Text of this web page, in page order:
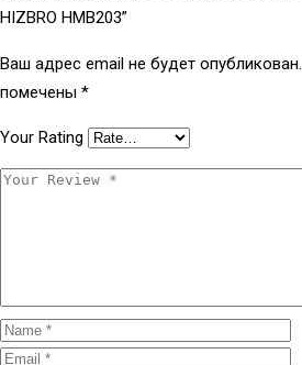
HIZBRO HMB203”
Ваш адрес email не будет опубликован.
помечены *
Your Rating